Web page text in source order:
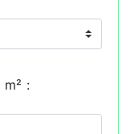
: